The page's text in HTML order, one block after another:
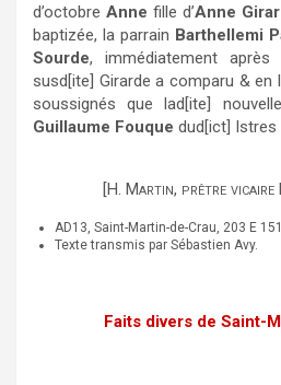
d’octobreAnne fille d’Anne
baptizée, la parrain Barthellemi
Sourde, immédiatement
susd[ite] Girarde a comparu &
soussignés que lad[ite]
Guillaume Fouque dud[ict] Istres
[H. Martin, prêtre vicaire
AD13, Saint-Martin-de-Crau, 203 E
Texte transmis par Sébastien Avy.
Faits divers de Saint-